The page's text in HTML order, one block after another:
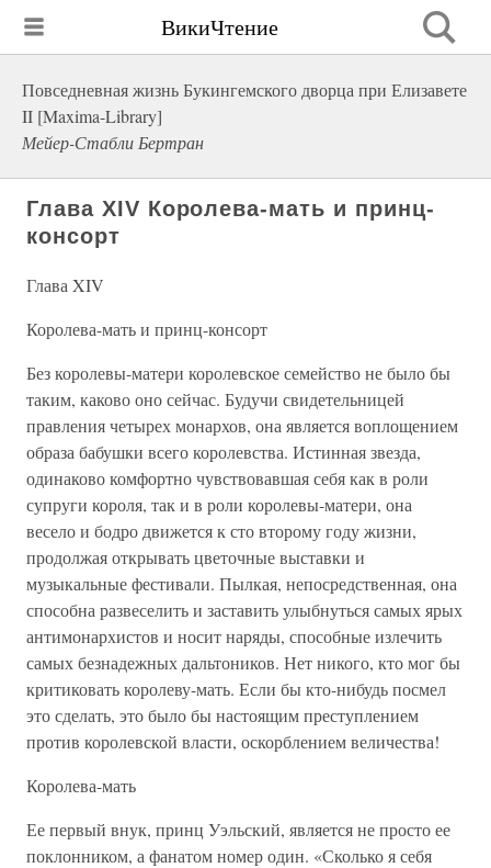
ВикиЧтение
Повседневная жизнь Букингемского дворца при Елизавете
II [Maxima-Library]
Мейер-Стабли Бертран
Глава XIV Королева-мать и принц-
консорт
Глава XIV
Королева-мать и принц-консорт
Без королевы-матери королевское семейство не было бы
таким, каково оно сейчас. Будучи свидетельницей
правления четырех монархов, она является воплощением
образа бабушки всего королевства. Истинная звезда,
одинаково комфортно чувствовавшая себя как в роли
супруги короля, так и в роли королевы-матери, она
весело и бодро движется к сто второму году жизни,
продолжая открывать цветочные выставки и
музыкальные фестивали. Пылкая, непосредственная, она
способна развеселить и заставить улыбнуться самых ярых
антимонархистов и носит наряды, способные излечить
самых безнадежных дальтоников. Нет никого, кто мог бы
критиковать королеву-мать. Если бы кто-нибудь посмел
это сделать, это было бы настоящим преступлением
против королевской власти, оскорблением величества!
Королева-мать
Ее первый внук, принц Уэльский, является не просто ее
поклонником, а фанатом номер один. «Сколько я себя